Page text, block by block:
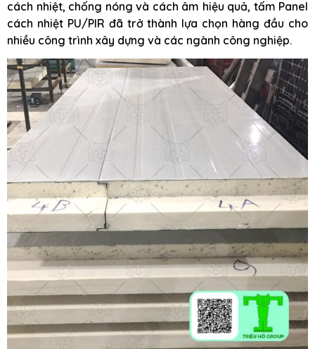
cách nhiệt, chống nóng và cách âm hiệu quả, tấm Panel
cách nhiệt PU/PIR đã trở thành lựa chọn hàng đầu cho
nhiều công trình xây dựng và các ngành công nghiệp.